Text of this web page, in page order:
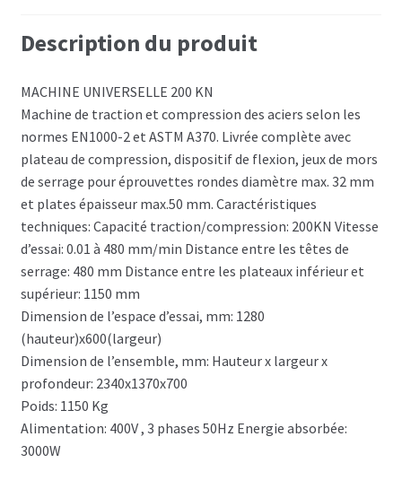
Description du produit
MACHINE UNIVERSELLE 200 KN
Machine de traction et compression des aciers selon les
normes EN1000-2 et ASTM A370. Livrée complète avec
plateau de compression, dispositif de flexion, jeux de mors
de serrage pour éprouvettes rondes diamètre max. 32 mm
et plates épaisseur max.50 mm. Caractéristiques
techniques: Capacité traction/compression: 200KN Vitesse
d’essai: 0.01 à 480 mm/min Distance entre les têtes de
serrage: 480 mm Distance entre les plateaux inférieur et
supérieur: 1150 mm
Dimension de l’espace d’essai, mm: 1280
(hauteur)x600(largeur)
Dimension de l’ensemble, mm: Hauteur x largeur x
profondeur: 2340x1370x700
Poids: 1150 Kg
Alimentation: 400V , 3 phases 50Hz Energie absorbée:
3000W